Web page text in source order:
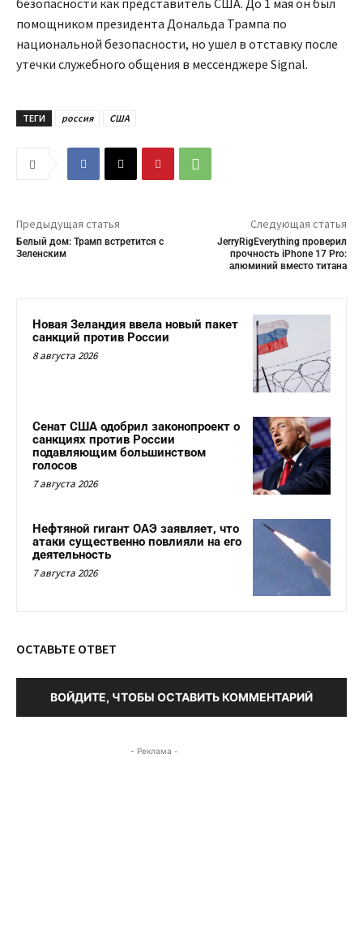
безопасности как представитель США. До 1 мая он был
помощником президента Дональда Трампа по
национальной безопасности, но ушел в отставку после
утечки служебного общения в мессенджере Signal.
ТЕГИ россия США
Предыдущая статья
Белый дом: Трамп встретится с
Зеленским
Следующая статья
JerryRigEverything проверил
прочность iPhone 17 Pro:
алюминий вместо титана
Новая Зеландия ввела новый пакет
санкций против России
8 августа 2026
Сенат США одобрил законопроект о
санкциях против России
подавляющим большинством
голосов
7 августа 2026
Нефтяной гигант ОАЭ заявляет, что
атаки существенно повлияли на его
деятельность
7 августа 2026
ОСТАВЬТЕ ОТВЕТ
ВОЙДИТЕ, ЧТОБЫ ОСТАВИТЬ КОММЕНТАРИЙ
- Реклама -